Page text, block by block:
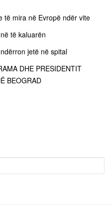
të mira në Evropë ndër vite
të kaluarën
jetë në spital
DHE PRESIDENTIT
BEOGRAD